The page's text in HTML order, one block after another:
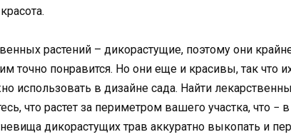
растений – дикорастущие, поэтому они
точно понравится. Но они еще и красивы, так что
использовать в дизайне сада. Найти
что растет за периметром вашего участка, что
дикорастущих трав аккуратно выкопать и